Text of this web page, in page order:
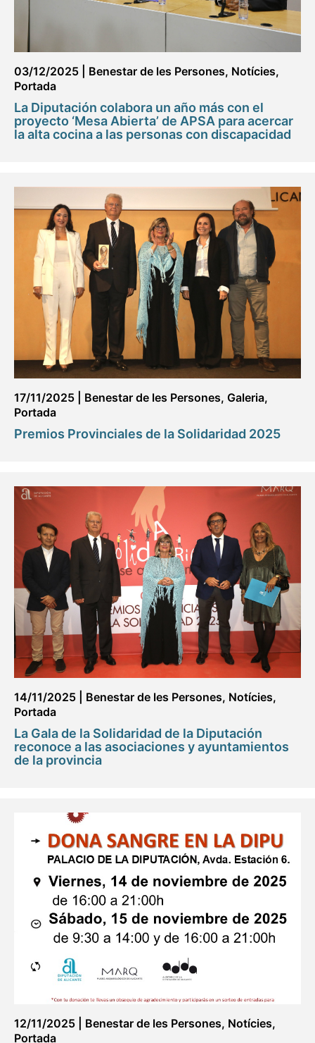
03/12/2025 Benestar de les Persones, Notícies,
Portada
La Diputación colabora un año más con el
proyecto ‘Mesa Abierta’ de APSA para acercar
la alta cocina a las personas con discapacidad
17/11/2025 Benestar de les Persones, Galeria,
Portada
Premios Provinciales de la Solidaridad 2025
14/11/2025 Benestar de les Persones, Notícies,
Portada
La Gala de la Solidaridad de la Diputación
reconoce a las asociaciones y ayuntamientos
de la provincia
12/11/2025 Benestar de les Persones, Notícies,
Portada